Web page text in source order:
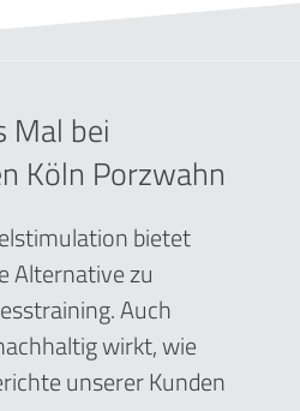
Mal bei
Köln Porzwahn
bietet
Alternative zu
Auch
wirkt, wie
unserer Kunden